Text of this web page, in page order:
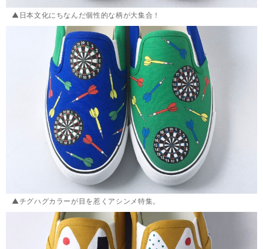
▲日本文化にちなんだ個性的な柄が大集合！
▲チグハグカラーが目を惹くアシンメ特集。